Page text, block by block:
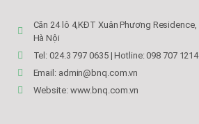
Căn 24 lô 4,KĐT Xuân Phương
Hà Nội
Tel: 024.3 797 0635 | Hotline: 098 707 1214
Email: admin@bnq.com.vn
Website: www.bnq.com.vn